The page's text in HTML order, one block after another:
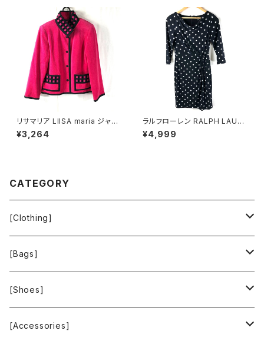
リサマリア LIISA maria ジャケ
ット 裏地花柄 綿 肩パット ピン
ク 900697
¥3,264
ラルフローレン RALPH LAURE
N ワンピース 七分袖 ドット 黒
4pサイズ 921474
¥4,999
CATEGORY
[Clothing]
Krochet Kids International
[Bags]
BAGGU
FOOD TEXTILE
[Shoes]
TOMS
[Accessories]